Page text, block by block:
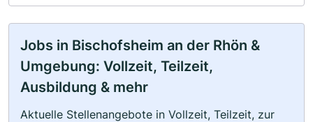
Jobs in Bischofsheim an der Rhön &
Umgebung: Vollzeit, Teilzeit,
Ausbildung & mehr
Aktuelle Stellenangebote in Vollzeit, Teilzeit, zur